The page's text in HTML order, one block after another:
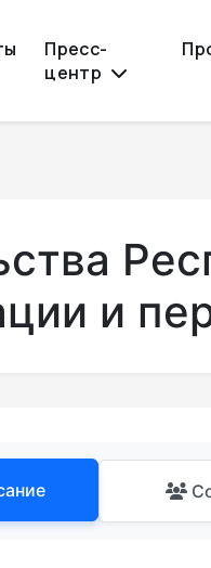
Пресс-
центр
и